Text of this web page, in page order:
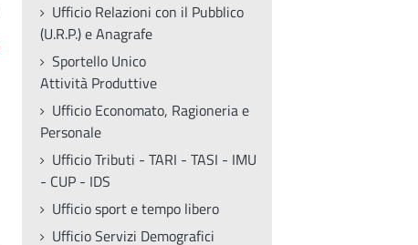
Ufficio Relazioni con il Pubblico
(U.R.P.) e Anagrafe
Sportello Unico
Attività Produttive
Ufficio Economato, Ragioneria e
Personale
Ufficio Tributi - TARI - TASI - IMU
- CUP - IDS
Ufficio sport e tempo libero
Ufficio Servizi Demografici